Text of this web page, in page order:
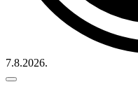
7.8.2026.